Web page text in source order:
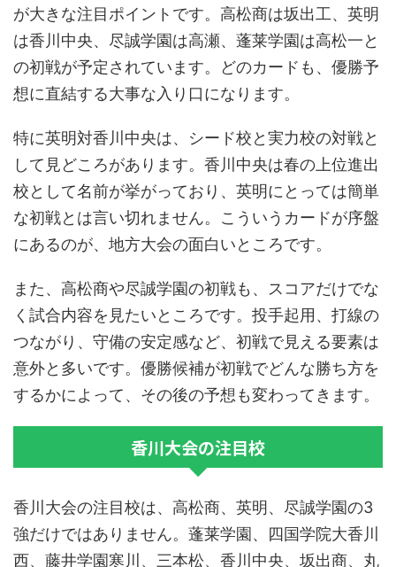
が大きな注目ポイントです。高松商は坂出工、英明
は香川中央、尽誠学園は高瀬、蓬莱学園は高松一と
の初戦が予定されています。どのカードも、優勝予
想に直結する大事な入り口になります。
特に英明対香川中央は、シード校と実力校の対戦と
して見どころがあります。香川中央は春の上位進出
校として名前が挙がっており、英明にとっては簡単
な初戦とは言い切れません。こういうカードが序盤
にあるのが、地方大会の面白いところです。
また、高松商や尽誠学園の初戦も、スコアだけでな
く試合内容を見たいところです。投手起用、打線の
つながり、守備の安定感など、初戦で見える要素は
意外と多いです。優勝候補が初戦でどんな勝ち方を
するかによって、その後の予想も変わってきます。
香川大会の注目校
香川大会の注目校は、高松商、英明、尽誠学園の3
強だけではありません。蓬莱学園、四国学院大香川
西、藤井学園寒川、三本松、香川中央、坂出商、丸